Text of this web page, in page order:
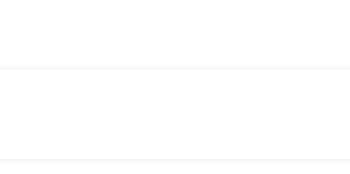
sans complications.
du marché.